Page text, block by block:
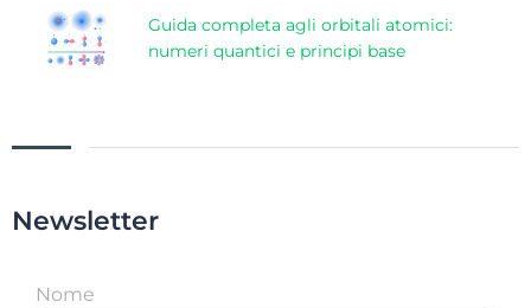
Guida completa agli orbitali atomici:
numeri quantici e principi base
Newsletter
Nome